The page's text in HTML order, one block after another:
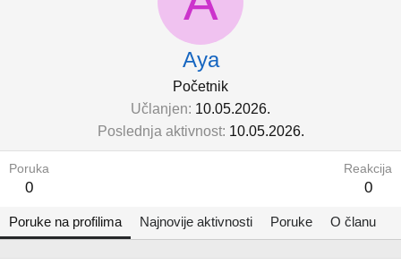
Aya
Početnik
Učlanjen 10.05.2026.
Poslednja aktivnost 10.05.2026.
Poruka
0
Reakcija
0
Poruke na profilima Najnovije aktivnosti Poruke O članu